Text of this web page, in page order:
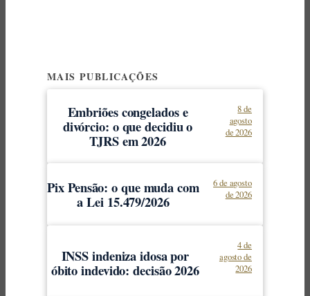
MAIS PUBLICAÇÕES
Embriões congelados e
divórcio: o que decidiu o
TJRS em 2026
8 de
agosto
de 2026
Pix Pensão: o que muda com
a Lei 15.479/2026
6 de agosto
de 2026
INSS indeniza idosa por
óbito indevido: decisão 2026
4 de
agosto de
2026